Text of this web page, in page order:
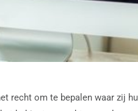
recht om te bepalen waar zij